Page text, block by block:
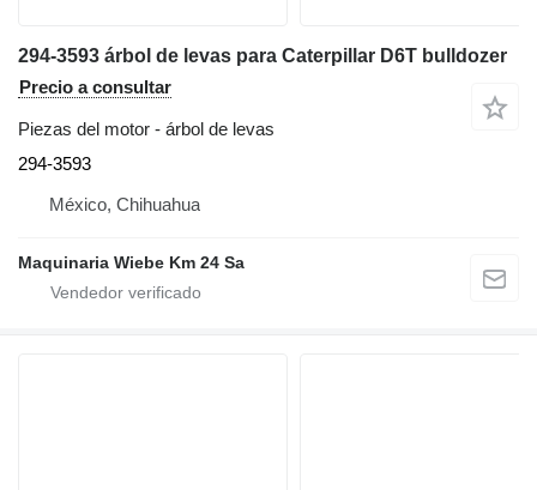
294-3593 árbol de levas para Caterpillar D6T bulldozer
Precio a consultar
Piezas del motor - árbol de levas
294-3593
México, Chihuahua
Maquinaria Wiebe Km 24 Sa